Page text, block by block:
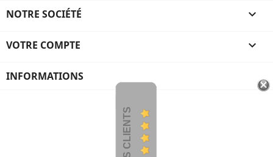
NOTRE SOCIÉTÉ 
VOTRE COMPTE 
INFORMATIONS
AVIS CLIENTS